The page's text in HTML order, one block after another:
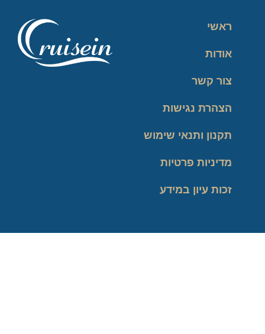
ראשי
אודות
צור קשר
הצהרת נגישות
תקנון ותנאי שימוש
מדיניות פרטיות
זכות עיון במידע